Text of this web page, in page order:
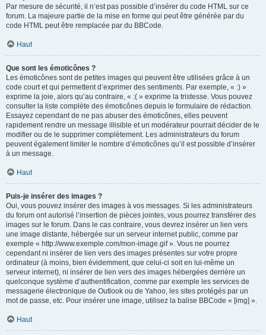
Par mesure de sécurité, il n’est pas possible d’insérer du code HTML sur ce
forum. La majeure partie de la mise en forme qui peut être générée par du
code HTML peut être remplacée par du BBCode.
Haut
Que sont les émoticônes ?
Les émoticônes sont de petites images qui peuvent être utilisées grâce à un
code court et qui permettent d’exprimer des sentiments. Par exemple, « :) »
exprime la joie, alors qu’au contraire, « :( » exprime la tristesse. Vous pouvez
consulter la liste complète des émoticônes depuis le formulaire de rédaction.
Essayez cependant de ne pas abuser des émoticônes, elles peuvent
rapidement rendre un message illisible et un modérateur pourrait décider de le
modifier ou de le supprimer complètement. Les administrateurs du forum
peuvent également limiter le nombre d’émoticônes qu’il est possible d’insérer
à un message.
Haut
Puis-je insérer des images ?
Oui, vous pouvez insérer des images à vos messages. Si les administrateurs
du forum ont autorisé l’insertion de pièces jointes, vous pourrez transférer des
images sur le forum. Dans le cas contraire, vous devrez insérer un lien vers
une image distante, hébergée sur un serveur internet public, comme par
exemple « http://www.exemple.com/mon-image.gif ». Vous ne pourrez
cependant ni insérer de lien vers des images présentes sur votre propre
ordinateur (à moins, bien évidemment, que celui-ci soit en lui-même un
serveur internet), ni insérer de lien vers des images hébergées derrière un
quelconque système d’authentification, comme par exemple les services de
messagerie électronique de Outlook ou de Yahoo, les sites protégés par un
mot de passe, etc. Pour insérer une image, utilisez la balise BBCode « [img] ».
Haut